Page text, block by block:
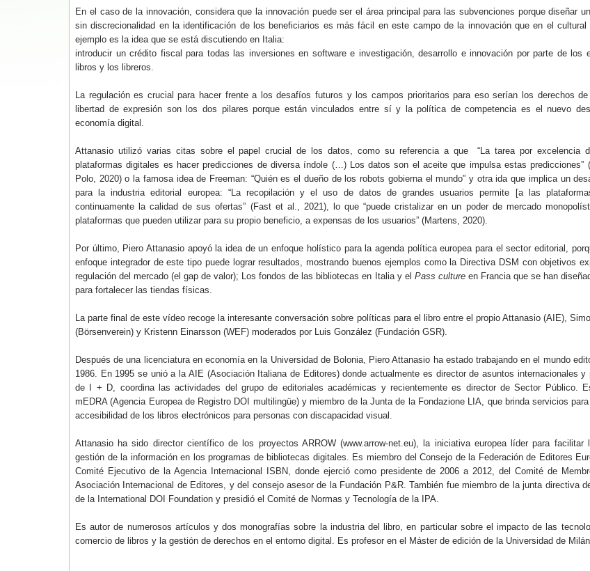
En el caso de la innovación, considera que la innovación puede ser el área principal para las subvenciones porque diseñar
sin discrecionalidad en la identificación de los beneficiarios es más fácil en este campo de la innovación que en el cultural
ejemplo es la idea que se está discutiendo en Italia:
introducir un crédito fiscal para todas las inversiones en software e investigación, desarrollo e innovación por parte de los
libros y los libreros.
La regulación es crucial para hacer frente a los desafíos futuros y los campos prioritarios para eso serían los derechos
libertad de expresión son los dos pilares porque están vinculados entre sí y la política de competencia es el nuevo
economía digital.
Attanasio utilizó varias citas sobre el papel crucial de los datos, como su referencia a que “La tarea por excelencia
plataformas digitales es hacer predicciones de diversa índole (…) Los datos son el aceite que impulsa estas predicciones”
Polo, 2020) o la famosa idea de Freeman: “Quién es el dueño de los robots gobierna el mundo” y otra ida que implica un
para la industria editorial europea: “La recopilación y el uso de datos de grandes usuarios permite [a las
continuamente la calidad de sus ofertas” (Fast et al., 2021), lo que “puede cristalizar en un poder de mercado
plataformas que pueden utilizar para su propio beneficio, a expensas de los usuarios” (Martens, 2020).
Por último, Piero Attanasio apoyó la idea de un enfoque holístico para la agenda política europea para el sector editorial,
enfoque integrador de este tipo puede lograr resultados, mostrando buenos ejemplos como la Directiva DSM con objetivos
regulación del mercado (el gap de valor); Los fondos de las bibliotecas en Italia y el Pass cultureen Francia que se han
para fortalecer las tiendas físicas.
La parte final de este vídeo recoge la interesante conversación sobre políticas para el libro entre el propio Attanasio (AIE),
(Börsenverein) y Kristenn Einarsson (WEF) moderados por Luis González (Fundación GSR).
Después de una licenciatura en economía en la Universidad de Bolonia, Piero Attanasio ha estado trabajando en el mundo
1986. En 1995 se unió a la AIE (Asociación Italiana de Editores) donde actualmente es director de asuntos internacionales y
de I + D, coordina las actividades del grupo de editoriales académicas y recientemente es director de Sector Público.
mEDRA (Agencia Europea de Registro DOI multilingüe) y miembro de la Junta de la Fondazione LIA, que brinda servicios
accesibilidad de los libros electrónicos para personas con discapacidad visual.
Attanasio ha sido director científico de los proyectos ARROW (www.arrow-net.eu), la iniciativa europea líder para facilitar
gestión de la información en los programas de bibliotecas digitales. Es miembro del Consejo de la Federación de Editores
Comité Ejecutivo de la Agencia Internacional ISBN, donde ejerció como presidente de 2006 a 2012, del Comité de
Asociación Internacional de Editores, y del consejo asesor de la Fundación P&R. También fue miembro de la junta directiva
de la International DOI Foundation y presidió el Comité de Normas y Tecnología de la IPA.
Es autor de numerosos artículos y dos monografías sobre la industria del libro, en particular sobre el impacto de las
comercio de libros y la gestión de derechos en el entorno digital. Es profesor en el Máster de edición de la Universidad de Milán.